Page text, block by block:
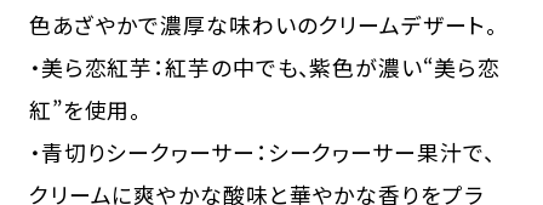
色あざやかで濃厚な味わいのクリームデザート。
・美ら恋紅芋：紅芋の中でも、紫色が濃い“美ら恋
紅”を使用。
・青切りシークヮーサー：シークヮーサー果汁で、
クリームに爽やかな酸味と華やかな香りをプラ